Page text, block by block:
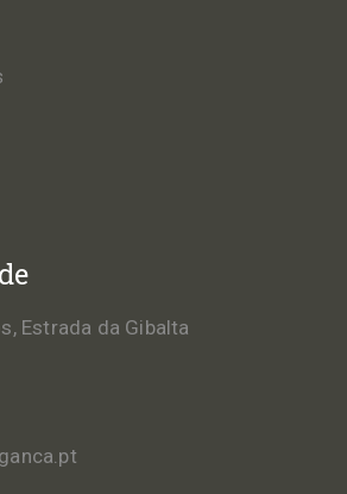
Estrada da Gibalta